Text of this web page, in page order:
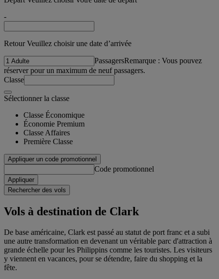
-
Retour Veuillez choisir une date d’arrivée
PassagersRemarque : Vous pouvez
réserver pour un maximum de neuf passagers.
Classe
Sélectionner la classe
Classe Économique
Économie Premium
Classe Affaires
Première Classe
Appliquer un code promotionnel
Code promotionnel
Appliquer
Rechercher des vols
Vols à destination de Clark
De base américaine, Clark est passé au statut de port franc et a subi
une autre transformation en devenant un véritable parc d'attraction à
grande échelle pour les Philippins comme les touristes. Les visiteurs
y viennent en vacances, pour se détendre, faire du shopping et la
fête.